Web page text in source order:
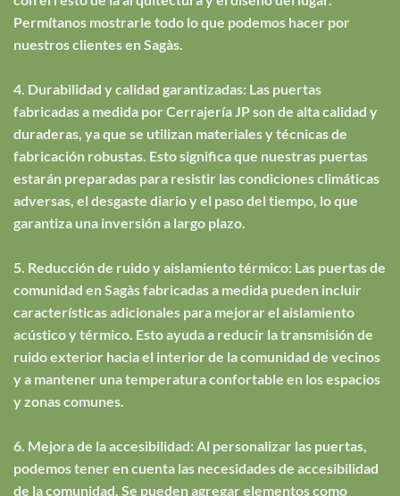
Permítanos mostrarle todo lo que podemos hacer por
nuestros clientes en Sagàs.
4. Durabilidad y calidad garantizadas: Las puertas
fabricadas a medida por Cerrajería JP son de alta calidad y
duraderas, ya que se utilizan materiales y técnicas de
fabricación robustas. Esto significa que nuestras puertas
estarán preparadas para resistir las condiciones climáticas
adversas, el desgaste diario y el paso del tiempo, lo que
garantiza una inversión a largo plazo.
5. Reducción de ruido y aislamiento térmico: Las puertas de
comunidad en Sagàs fabricadas a medida pueden incluir
características adicionales para mejorar el aislamiento
acústico y térmico. Esto ayuda a reducir la transmisión de
ruido exterior hacia el interior de la comunidad de vecinos
y a mantener una temperatura confortable en los espacios
y zonas comunes.
6. Mejora de la accesibilidad: Al personalizar las puertas,
podemos tener en cuenta las necesidades de accesibilidad
de la comunidad. Se pueden agregar elementos como